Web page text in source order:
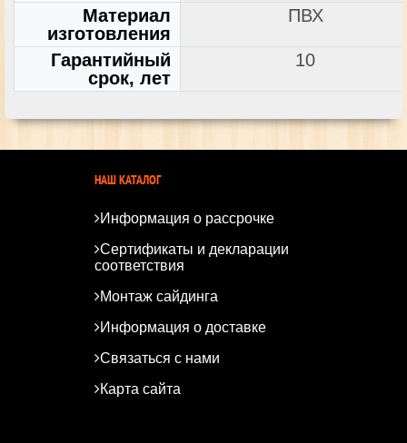
Материал
изготовления
ПВХ
Гарантийный
срок, лет
10
НАШ КАТАЛОГ
Информация о рассрочке
Сертификаты и декларации
соответствия
Монтаж сайдинга
Информация о доставке
Связаться с нами
Карта сайта